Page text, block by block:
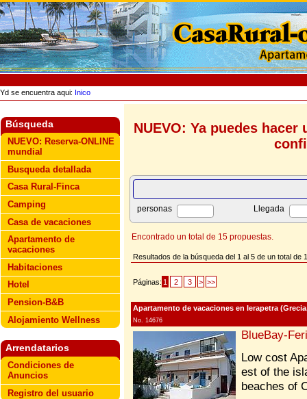
Yd se encuentra aqui: Inico
Búsqueda
NUEVO: Reserva-ONLINE
mundial
Busqueda detallada
Casa Rural-Finca
Camping
Casa de vacaciones
Apartamento de
vacaciones
Habitaciones
Hotel
Pension-B&B
Alojamiento Wellness
Arrendatarios
Condiciones de
Anuncios
Registro del usuario
NUEVO: Ya puedes
personas Llegada
Encontrado un total de 15 propuestas.
Resultados de la búsqueda del 1 al 5 de un total de
Páginas: 1 2 3 > >>
Apartamento de vacaciones en Ierapetra
No. 14676
BlueBay-
Low cost
est of the
beaches of